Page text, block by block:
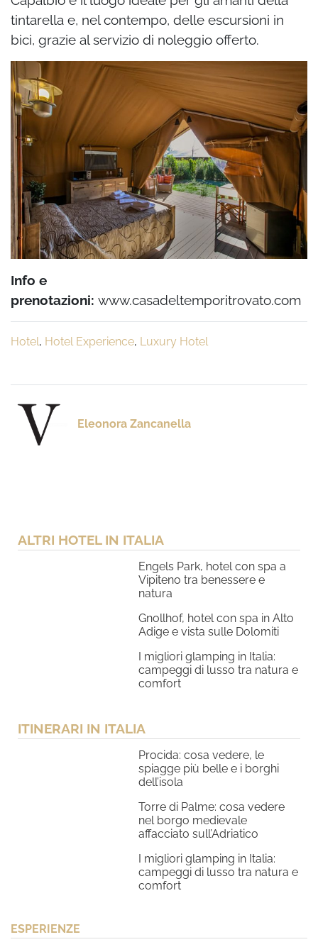
tintarella e, nel contempo, delle escursioni in
bici, grazie al servizio di noleggio offerto.
Info e
prenotazioni: www.casadeltemporitrovato.com
Hotel, Hotel Experience, Luxury Hotel
Eleonora Zancanella
ALTRI HOTEL IN ITALIA
Engels Park, hotel con spa a
Vipiteno tra benessere e
natura
Gnollhof, hotel con spa in Alto
Adige e vista sulle Dolomiti
I migliori glamping in Italia:
campeggi di lusso tra natura e
comfort
ITINERARI IN ITALIA
Procida: cosa vedere, le
spiagge più belle e i borghi
dell’isola
Torre di Palme: cosa vedere
nel borgo medievale
affacciato sull’Adriatico
I migliori glamping in Italia:
campeggi di lusso tra natura e
comfort
ESPERIENZE